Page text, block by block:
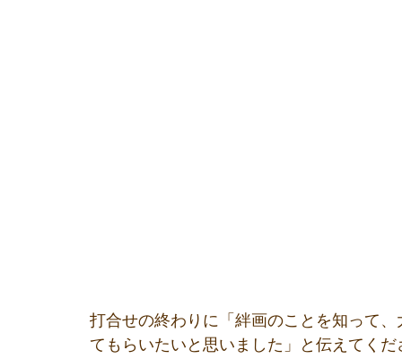
打合せの終わりに「絆画のことを知って
てもらいたいと思いました」と伝えてく